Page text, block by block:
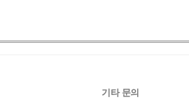
기타 문의